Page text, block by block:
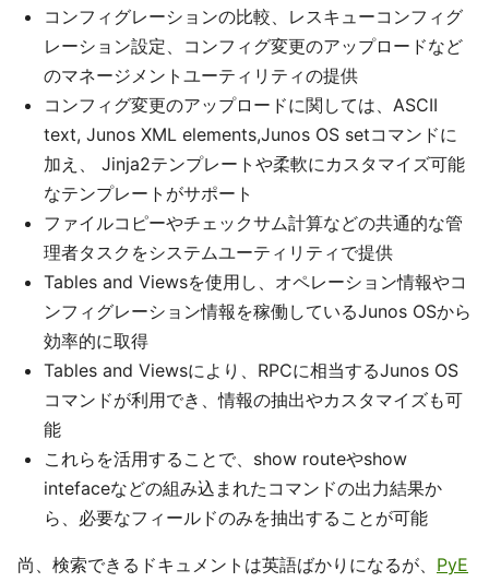
コンフィグレーションの比較、レスキューコンフィグ
レーション設定、コンフィグ変更のアップロードなど
のマネージメントユーティリティの提供
コンフィグ変更のアップロードに関しては、ASCII
text, Junos XML elements,Junos OS setコマンドに
加え、 Jinja2テンプレートや柔軟にカスタマイズ可能
なテンプレートがサポート
ファイルコピーやチェックサム計算などの共通的な管
理者タスクをシステムユーティリティで提供
Tables and Viewsを使用し、オペレーション情報やコ
ンフィグレーション情報を稼働しているJunos OSから
効率的に取得
Tables and Viewsにより、RPCに相当するJunos OS
コマンドが利用でき、情報の抽出やカスタマイズも可
能
これらを活用することで、show routeやshow
intefaceなどの組み込まれたコマンドの出力結果か
ら、必要なフィールドのみを抽出することが可能
尚、検索できるドキュメントは英語ばかりになるが、 PyE